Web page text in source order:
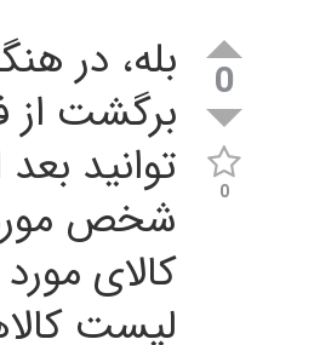
0
0
بله، در
برگشت
توانید
شخص
کالای مورد
لیست